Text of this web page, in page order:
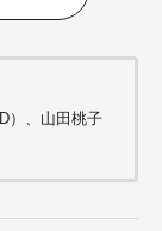
）、山田桃子